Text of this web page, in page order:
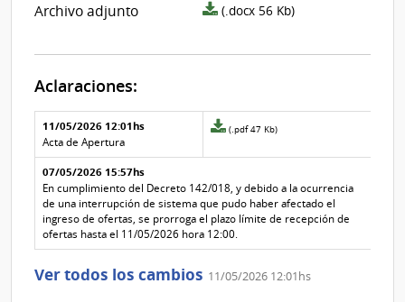
Archivo adjunto
archivo
(.docx 56 Kb)
Aclaraciones:
Aclaraciones del llamado
Fecha y
texto de
la
aclaración
Archivo
de la
aclaración
11/05/2026 12:01hs
Acta de Apertura
Archivo
de
aclaración
Nº
1
(.pdf 47 Kb)
07/05/2026 15:57hs
En cumplimiento del Decreto 142/018, y debido a la ocurrencia
de una interrupción de sistema que pudo haber afectado el
ingreso de ofertas, se prorroga el plazo límite de recepción de
ofertas hasta el 11/05/2026 hora 12:00.
Ver todos los cambios 11/05/2026 12:01hs